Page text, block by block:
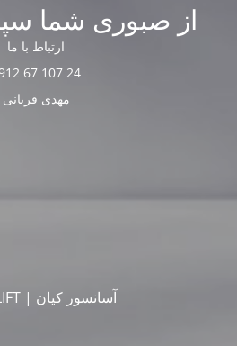
از صبوری شما
ارتباط با ما
24 107 67 0912
مهدی قربانی
آسانسور کیان | KIAN_LIFT